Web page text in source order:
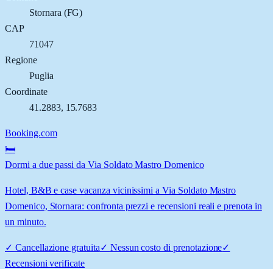
Stornara (FG)
CAP
71047
Regione
Puglia
Coordinate
41.2883, 15.7683
Booking.com
🛏️
Dormi a due passi da Via Soldato Mastro Domenico
Hotel, B&B e case vacanza vicinissimi a Via Soldato Mastro
Domenico, Stornara: confronta prezzi e recensioni reali e prenota in
un minuto.
✓ Cancellazione gratuita✓ Nessun costo di prenotazione✓
Recensioni verificate